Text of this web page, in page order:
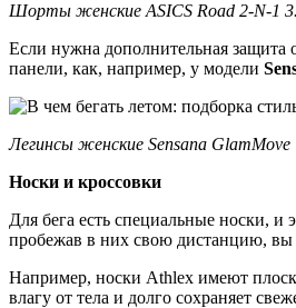
Шорты женские ASICS Road 2-N-1
Если нужна дополнительная защита
панели, как, например, у модели
Легинсы женские Sensana GlamMove
Носки и кроссовки
Для бега есть специальные носки, и
пробежав в них свою дистанцию, вы
Например, носки Athlex имеют
влагу от тела и долго сохраняет